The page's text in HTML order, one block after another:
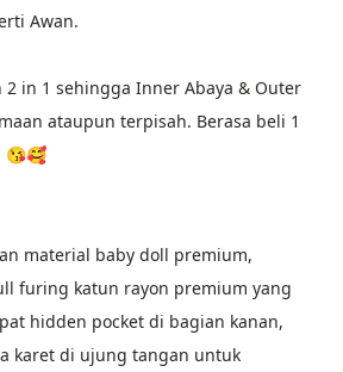
Awan.
2 in 1 sehingga Inner Abaya & Outer
ataupun terpisah. Berasa beli 1
😘🥰
material baby doll premium,
furing katun rayon premium yang
hidden pocket di bagian kanan,
karet di ujung tangan untuk